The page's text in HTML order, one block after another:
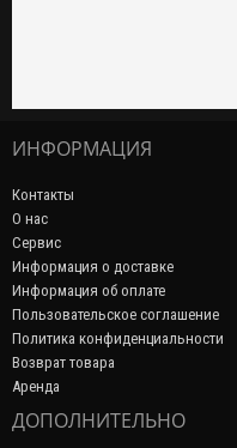
ИНФОРМАЦИЯ
Контакты
О нас
Сервис
Информация о доставке
Информация об оплате
Пользовательское соглашение
Политика конфиденциальности
Возврат товара
Аренда
ДОПОЛНИТЕЛЬНО